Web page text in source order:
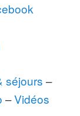
séjours –
–Vidéos